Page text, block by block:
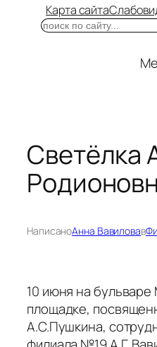
Карта сайта
Поиск
Светёлка
НаписаноАнна Вавиловав
10 июня на
площадке,
А.С.Пушкина,